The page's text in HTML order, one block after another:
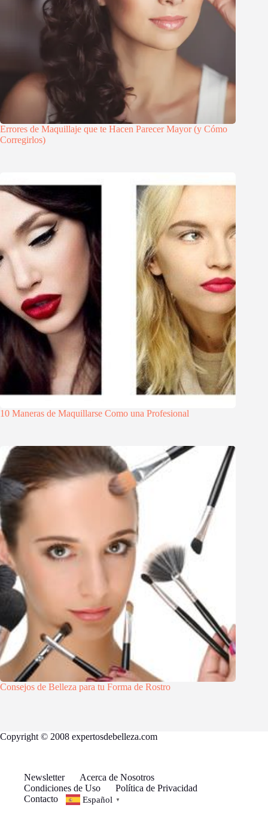
Errores de Maquillaje que te Hacen Parecer Mayor (y Cómo
Corregirlos)
10 Maneras de Maquillarse Como una Profesional
Consejos de Belleza para tu Forma de Rostro
Copyright © 2008 expertosdebelleza.com
Newsletter
Acerca de Nosotros
Condiciones de Uso
Política de Privacidad
Contacto
Español ▼